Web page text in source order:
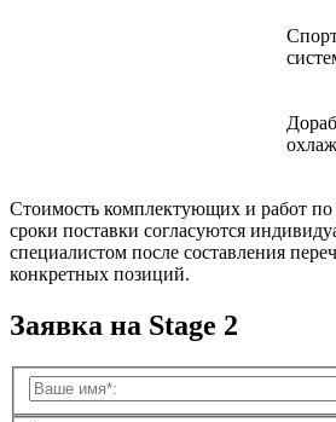
Стоимость комплектующих и работ по
сроки поставки согласуются
специалистом после составления
конкретных позиций.
Заявка на Stage 2